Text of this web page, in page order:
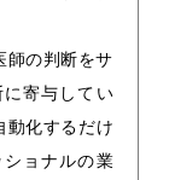
師の判断をサ
に寄与してい
動化するだけ
ショナルの業